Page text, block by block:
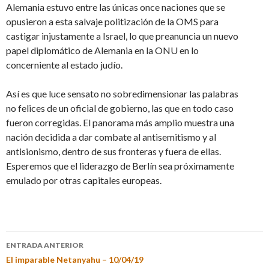
Alemania estuvo entre las únicas once naciones que se
opusieron a esta salvaje politización de la OMS para
castigar injustamente a Israel, lo que preanuncia un nuevo
papel diplomático de Alemania en la ONU en lo
concerniente al estado judío.
Así es que luce sensato no sobredimensionar las palabras
no felices de un oficial de gobierno, las que en todo caso
fueron corregidas. El panorama más amplio muestra una
nación decidida a dar combate al antisemitismo y al
antisionismo, dentro de sus fronteras y fuera de ellas.
Esperemos que el liderazgo de Berlín sea próximamente
emulado por otras capitales europeas.
ENTRADA ANTERIOR
El imparable Netanyahu – 10/04/19